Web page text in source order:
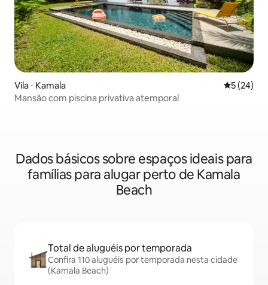
Vila ⋅ Kamala 5 de uma
5 (24)
Mansão com piscina privativa atemporal
Dados básicos sobre espaços ideais para
famílias para alugar perto de Kamala
Beach
Total de aluguéis por temporada
Confira 110 aluguéis por temporada nesta cidade
(Kamala Beach)